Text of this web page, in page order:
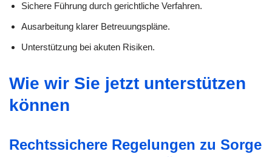
Sichere Führung durch gerichtliche Verfahren.
Ausarbeitung klarer Betreuungspläne.
Unterstützung bei akuten Risiken.
Wie wir Sie jetzt unterstützen
können
Rechtssichere Regelungen zu Sorge